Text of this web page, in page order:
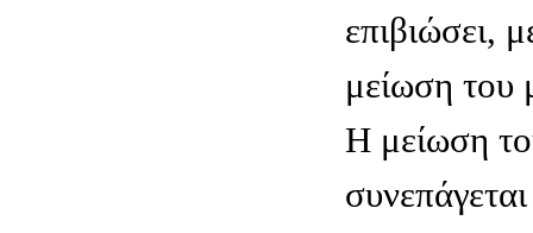
επιβιώσει,
μείωση του
H μείωση